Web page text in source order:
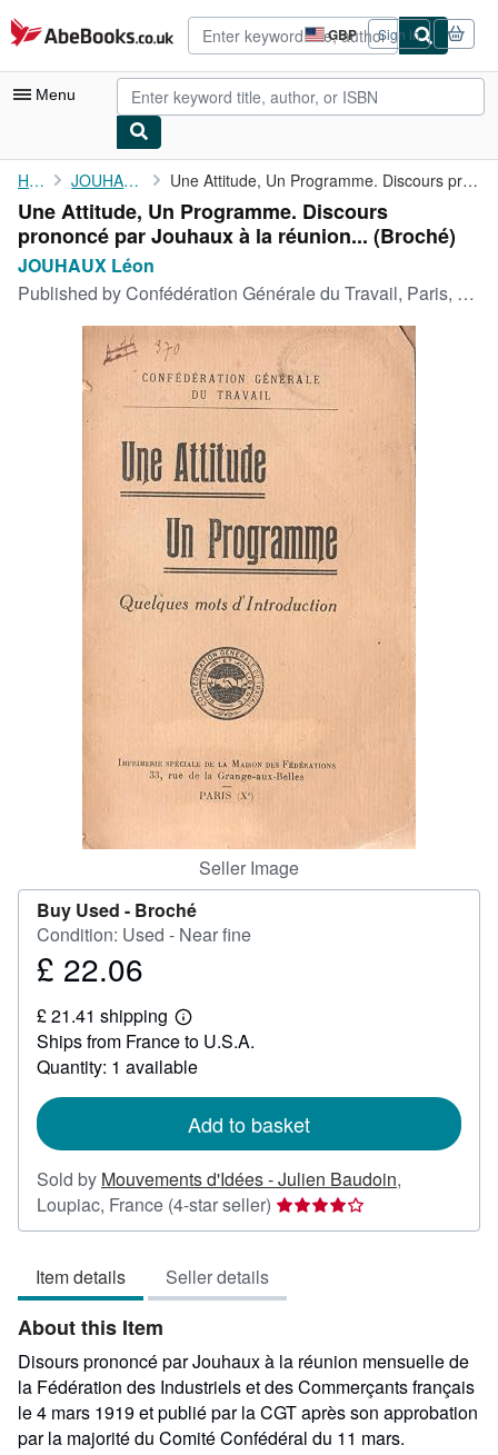
Skip to main content
AbeBooks.co.uk GBP
Site
shopping
preferences
Sign in
Menu
My Account
My Purchases
Advanced Search
Browse Collections
Art & Collectables
Textbooks
CLOSE
Home JOUHAUX Léon Une Attitude, Un Programme. Discours prononcé par Jouhaux à la ...
Une Attitude, Un Programme. Discours
prononcé par Jouhaux à la réunion... (Broché)
JOUHAUX Léon
Published byConfédération Générale du Travail, Paris, 1919
Seller Image
Buy Used - Broché
Condition: Used - Near fine
Price
22.06
£ 22.06
£ 21.41 shipping
Learn
more
about
shipping
Ships from France to U.S.A.
Quantity: 1 available
Add to basket
Sold by Mouvements d'Idées - Julien Baudoin,
Loupiac, France (4-star seller) Seller
rating
of
stars
Item details Seller details
About this Item
Disours prononcé par Jouhaux à la réunion mensuelle de
la Fédération des Industriels et des Commerçants français
le 4 mars 1919 et publié par la CGT après son approbation
par la majorité du Comité Confédéral du 11 mars.